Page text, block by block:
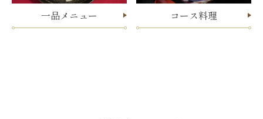
一品メニュー コース料理